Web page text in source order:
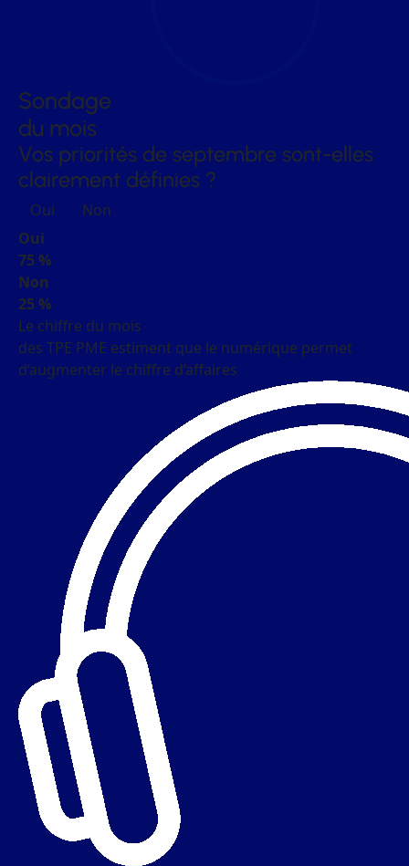
Sondage
du mois
Vos priorités de septembre sont-elles
clairement définies ?
Oui
Non
Oui
75 %
Non
25 %
Le chiffre du mois
des TPE PME estiment que le numérique permet
d’augmenter le chiffre d’affaires